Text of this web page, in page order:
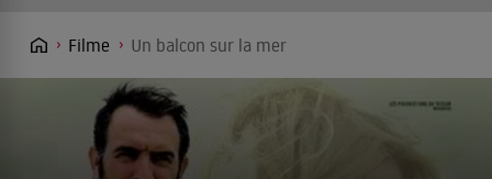
Filme Un balcon sur la mer